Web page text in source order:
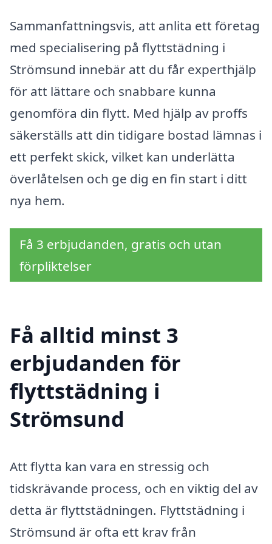
Sammanfattningsvis, att anlita ett företag
med specialisering på flyttstädning i
Strömsund innebär att du får experthjälp
för att lättare och snabbare kunna
genomföra din flytt. Med hjälp av proffs
säkerställs att din tidigare bostad lämnas i
ett perfekt skick, vilket kan underlätta
överlåtelsen och ge dig en fin start i ditt
nya hem.
Få 3 erbjudanden, gratis och utan
förpliktelser
Få alltid minst 3
erbjudanden för
flyttstädning i
Strömsund
Att flytta kan vara en stressig och
tidskrävande process, och en viktig del av
detta är flyttstädningen. Flyttstädning i
Strömsund är ofta ett krav från